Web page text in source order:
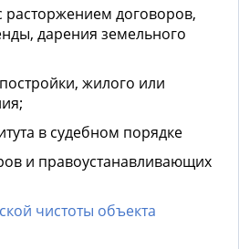
расторжением договоров,
дарения земельного
жилого или
в судебном порядке
и правоустанавливающих
чистоты объекта